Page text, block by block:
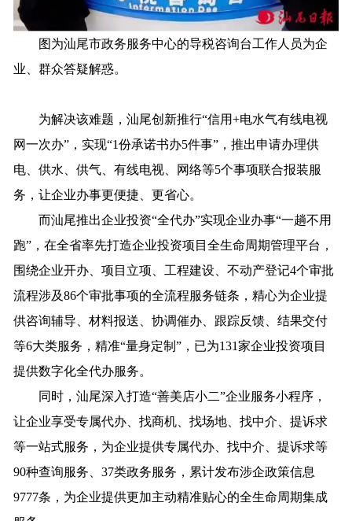
图为汕尾市政务服务中心的导税咨询台工作人员为企
业、群众答疑解惑。
为解决该难题，汕尾创新推行“信用+电水气有线电视
网一次办”，实现“1份承诺书办5件事”，推出申请办理供
电、供水、供气、有线电视、网络等5个事项联合报装服
务，让企业办事更便捷、更省心。
而汕尾推出企业投资“全代办”实现企业办事“一趟不用
跑”，在全省率先打造企业投资项目全生命周期管理平台，
围绕企业开办、项目立项、工程建设、不动产登记4个审批
流程涉及86个审批事项的全流程服务链条，精心为企业提
供咨询辅导、材料报送、协调催办、跟踪反馈、结果交付
等6大类服务，精准“量身定制”，已为131家企业投资项目
提供数字化全代办服务。
同时，汕尾深入打造“善美店小二”企业服务小程序，
让企业享受专属代办、找商机、找场地、找中介、提诉求
等一站式服务，为企业提供专属代办、找中介、提诉求等
90种查询服务、37类政务服务，累计发布涉企政策信息
9777条，为企业提供更加主动精准贴心的全生命周期集成